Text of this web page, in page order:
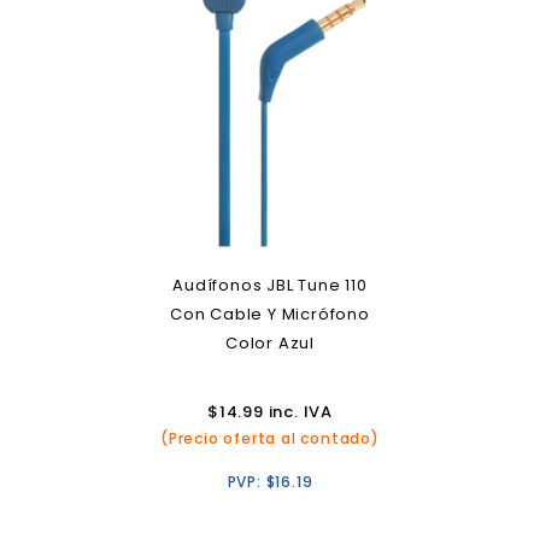
Audífonos JBL Tune 110
Con Cable Y Micrófono
Color Azul
$14.99 inc. IVA
(Precio oferta al contado)
PVP: $16.19